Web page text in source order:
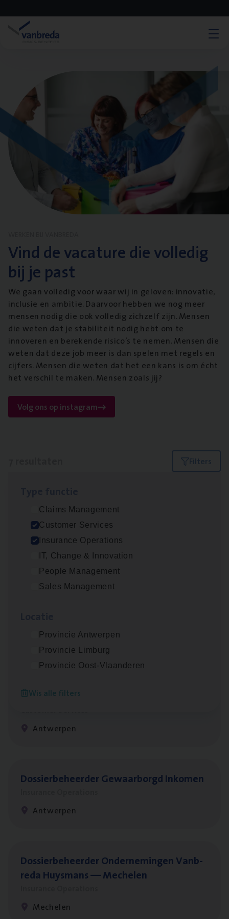
Vind de vacature die volledig
bij je past
We gaan volledig voor waar wij in geloven: innovatie,
inclusie en ambitie. Daarvoor hebben we nog meer
mensen nodig die ook volledig zichzelf zijn. Mensen
die weten dat je stabiliteit nodig hebt om te
innoveren en berekende risico’s te nemen. Mensen die
weten dat deze job meer is dan spelen met regels en
cijfers. Mensen die weten dat het een kans is om écht
het verschil te maken. Mensen zoals jij?
Volg ons op instagram
Filters
Claims Management
Customer Services
Insurance Operations
IT, Change & Innovation
People Management
Sales Management
Provincie Antwerpen
Provincie Limburg
Provincie Oost-Vlaanderen
Wis alle filters
Advisor/​Configuratie ana­lyst Part­ner in
Benefits
Insurance Operations
Beveren
Antwerpen
Hospitalisatieverzekeringen
Antwerpen
Dos­sier­be­heer­der Gewaar­borgd Inkomen
Antwerpen
Dos­sier­be­heer­der Onder­ne­min­gen Van­b­
re­da Huys­mans — Mechelen
Mechelen